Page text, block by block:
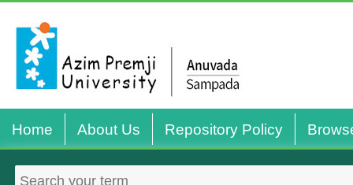
Home About Us Repository Policy